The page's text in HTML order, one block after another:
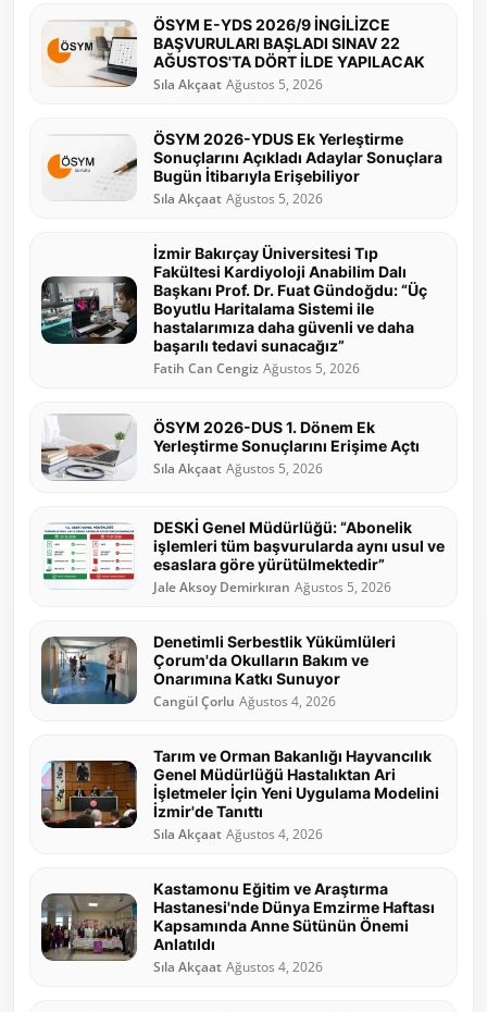
ÖSYM E-YDS 2026/9 İNGİLİZCE
BAŞVURULARI BAŞLADI SINAV 22
AĞUSTOS'TA DÖRT İLDE YAPILACAK
Sıla Akçaat Ağustos 5, 2026
ÖSYM 2026-YDUS Ek Yerleştirme
Sonuçlarını Açıkladı Adaylar Sonuçlara
Bugün İtibarıyla Erişebiliyor
Sıla Akçaat Ağustos 5, 2026
İzmir Bakırçay Üniversitesi Tıp
Fakültesi Kardiyoloji Anabilim Dalı
Başkanı Prof. Dr. Fuat Gündoğdu: “Üç
Boyutlu Haritalama Sistemi ile
hastalarımıza daha güvenli ve daha
başarılı tedavi sunacağız”
Fatih Can Cengiz Ağustos 5, 2026
ÖSYM 2026-DUS 1. Dönem Ek
Yerleştirme Sonuçlarını Erişime Açtı
Sıla Akçaat Ağustos 5, 2026
DESKİ Genel Müdürlüğü: “Abonelik
işlemleri tüm başvurularda aynı usul ve
esaslara göre yürütülmektedir”
Jale Aksoy Demirkıran Ağustos 5, 2026
Denetimli Serbestlik Yükümlüleri
Çorum'da Okulların Bakım ve
Onarımına Katkı Sunuyor
Cangül Çorlu Ağustos 4, 2026
Tarım ve Orman Bakanlığı Hayvancılık
Genel Müdürlüğü Hastalıktan Ari
İşletmeler İçin Yeni Uygulama Modelini
İzmir'de Tanıttı
Sıla Akçaat Ağustos 4, 2026
Kastamonu Eğitim ve Araştırma
Hastanesi'nde Dünya Emzirme Haftası
Kapsamında Anne Sütünün Önemi
Anlatıldı
Sıla Akçaat Ağustos 4, 2026